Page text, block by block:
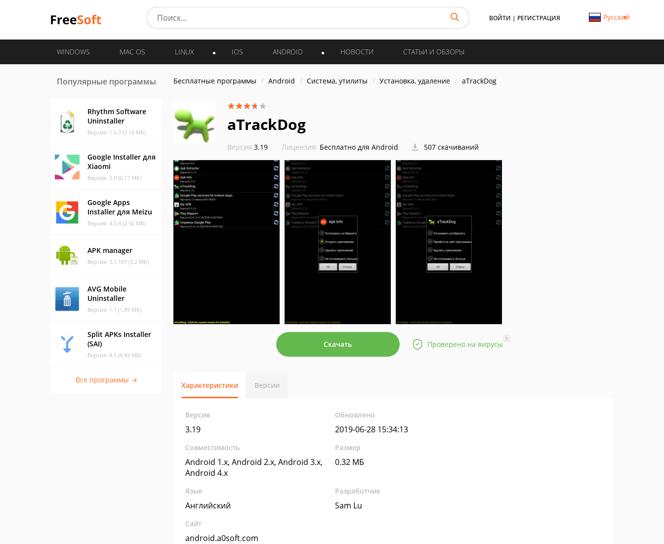
ВОЙТИ | РЕГИСТРАЦИЯ Русский
WINDOWS MAC OS LINUX IOS ANDROID НОВОСТИ СТАТЬИ И ОБЗОРЫ
Популярные программы
Rhythm Software
Uninstaller
Версия: 1.6.3 (7.14 МБ)
Google Installer для
Xiaomi
Версия: 3.0 (0.17 МБ)
Google Apps
Installer для Meizu
Версия: 4.5.4 (2.92 МБ)
APK manager
Версия: 3.1.107 (3.2 МБ)
AVG Mobile
Uninstaller
Версия: 1.1 (1.89 МБ)
Split APKs Installer
(SAI)
Версия: 4.5 (4.89 МБ)
Все программы →
Бесплатные программы Android Система, утилиты Установка, удаление aTrackDog
aTrackDog
Версия:3.19 Лицензия: Бесплатно для Android 507 скачиваний
Скачать Проверено на вирусы
?
Характеристики Версии
Версия
3.19
Обновлено
2019-06-28 15:34:13
Совместимость
Android 1.x, Android 2.x, Android 3.x,
Android 4.x
Размер
0.32 МБ
Язык
Английский
Разработчик
Sam Lu
Сайт
android.a0soft.com